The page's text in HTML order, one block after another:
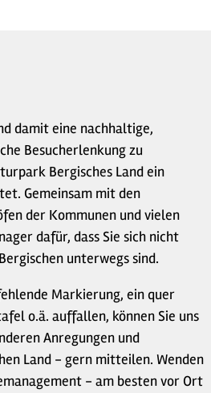
damit eine nachhaltige,
Besucherlenkung zu
Bergisches Land ein
Gemeinsam mit den
der Kommunen und vielen
dafür, dass Sie sich nicht
unterwegs sind.
Markierung, ein quer
o.ä. auffallen, können Sie uns
Anregungen und
Land - gern mitteilen. Wenden
- am besten vor Ort